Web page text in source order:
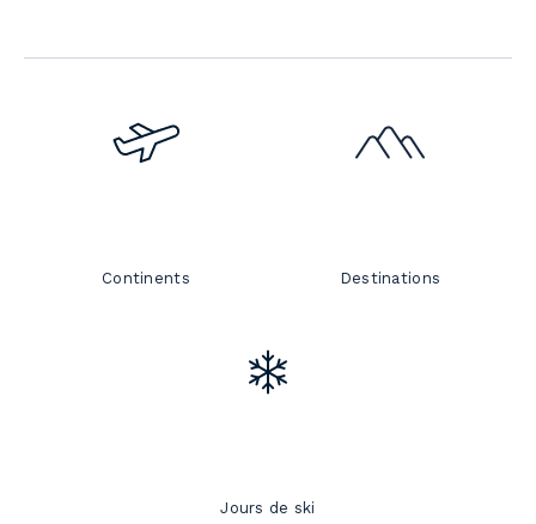
Continents Destinations
Jours de ski